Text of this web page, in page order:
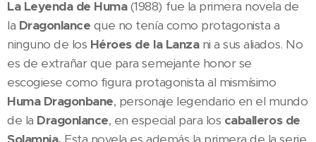
La Leyenda de Huma(1988) fue la primera novela de
la Dragonlance que no tenía como protagonista a
ninguno de los Héroes de la Lanza ni a sus aliados. No
es de extrañar que para semejante honor se
escogiese como figura protagonista al mismísimo
Huma Dragonbane, personaje legendario en el mundo
de la Dragonlance, en especial para los caballeros de